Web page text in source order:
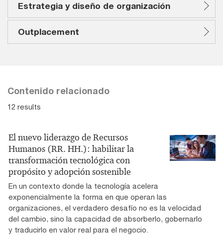
Estrategia y diseño de organización
Outplacement
Contenido relacionado
12 results
El nuevo liderazgo de Recursos
Humanos (RR. HH.): habilitar la
transformación tecnológica con
propósito y adopción sostenible
En un contexto donde la tecnología acelera
exponencialmente la forma en que operan las
organizaciones, el verdadero desafío no es la velocidad
del cambio, sino la capacidad de absorberlo, gobernarlo
y traducirlo en valor real para el negocio.